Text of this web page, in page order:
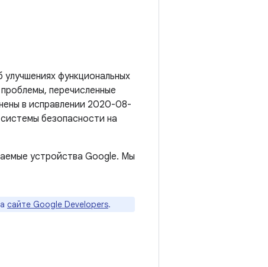
функциональных
перечисленные
в исправлении 2020-08-
безопасности на
устройства Google. Мы
сайте Google Developers.